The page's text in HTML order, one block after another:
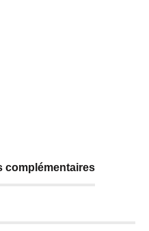
complémentaires